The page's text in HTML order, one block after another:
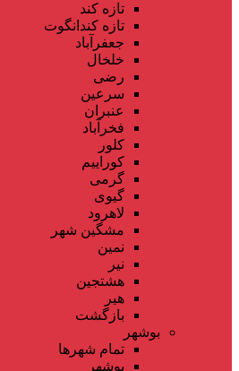
تازه کند
تازه کندانگوت
جعفرآباد
خلخال
رضی
سرعین
عنبران
فخرآباد
کلور
کوراییم
گرمی
گیوی
لاهرود
مشگین شهر
نمین
نیر
هشتجین
هیر
بازگشت
بوشهر
تمام شهر‌ها
بوشهر